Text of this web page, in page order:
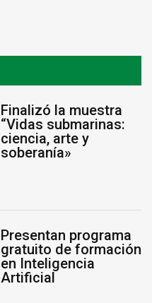
Finalizó la muestra
“Vidas submarinas:
ciencia, arte y
soberanía»
Presentan programa
gratuito de formación
en Inteligencia
Artificial